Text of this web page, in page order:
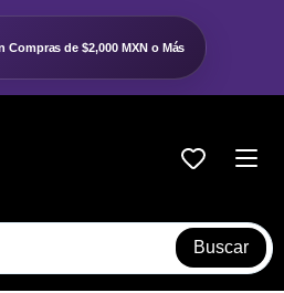
Compras de$2,000 MXN o Más
Buscar